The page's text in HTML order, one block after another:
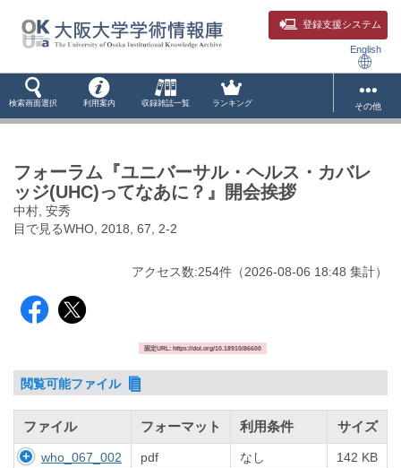
登録支援システム
English
検索画面選択 利用案内 収録雑誌一覧 ランキング その他
フォーラム『ユニバーサル・ヘルス・カバレ
ッジ(UHC)ってなあに？』開会挨拶
中村, 安秀
目で見るWHO, 2018, 67, 2-2
アクセス数:254件 （2026-08-06 18:48 集計）
固定URL: https://doi.org/10.18910/86600
閲覧可能ファイル
ファイル フォーマット 利用条件 サイズ
who_067_002 pdf なし 142 KB